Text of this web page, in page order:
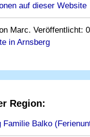
auf dieser Website
Marc. Veröffentlicht:
in Arnsberg
Region:
Familie Balko